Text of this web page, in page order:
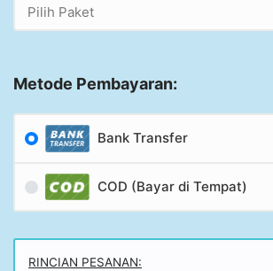
Pilih Paket
Metode Pembayaran:
Bank Transfer
COD (Bayar di Tempat)
RINCIAN PESANAN: